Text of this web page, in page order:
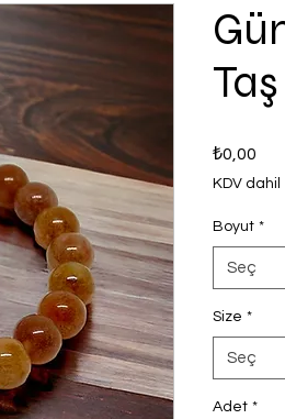
₺0,00
KDV dahil
Boyut *
Seç
Size *
Seç
Adet *